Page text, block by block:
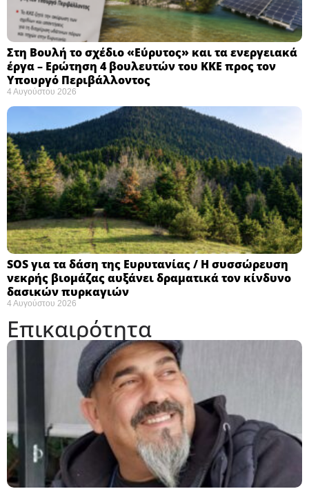
Στη Βουλή το σχέδιο «Εύρυτος» και τα ενεργειακά
έργα – Ερώτηση 4 βουλευτών του ΚΚΕ προς τον
Υπουργό Περιβάλλοντος
4 Αυγούστου 2026
SOS για τα δάση της Ευρυτανίας / Η συσσώρευση
νεκρής βιομάζας αυξάνει δραματικά τον κίνδυνο
δασικών πυρκαγιών
4 Αυγούστου 2026
Επικαιρότητα